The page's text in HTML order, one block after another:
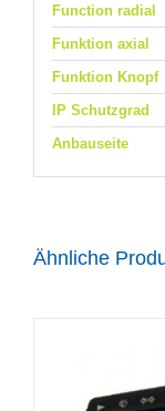
Function radial
Funktion axial
Funktion Knopf
IP Schutzgrad
Anbauseite
Ähnliche